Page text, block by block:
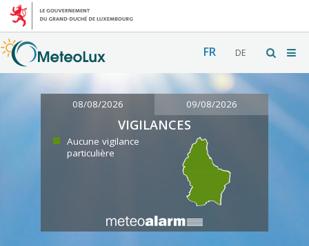
FR DE
08/08/2026 09/08/2026
VIGILANCES
Aucune vigilance
particulière